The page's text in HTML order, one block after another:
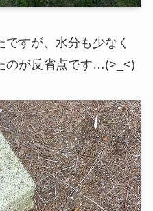
すが、水分も少なく
のが反省点です…(>_<)